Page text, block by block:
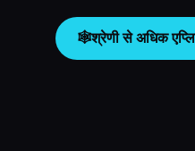
🕸श्रेणी से अधिक